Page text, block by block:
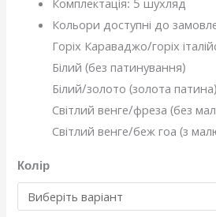
Комплектація: 5 шухляд
Кольори доступні до
Горіх Караваджо/горіх
Білий (без патинування)
Білий/золото (золота патина)
Світлий венге/фреза (без
Світлий венге/беж гоа (з
Колір